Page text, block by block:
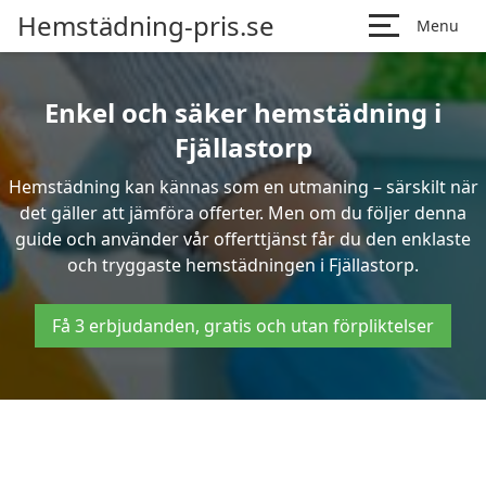
Hemstädning-pris.se Menu
Enkel och säker hemstädning i
Fjällastorp
Hemstädning kan kännas som en utmaning – särskilt när
det gäller att jämföra offerter. Men om du följer denna
guide och använder vår offerttjänst får du den enklaste
och tryggaste hemstädningen i Fjällastorp.
Få 3 erbjudanden, gratis och utan förpliktelser